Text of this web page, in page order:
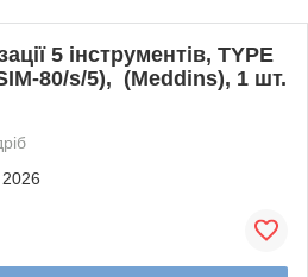
5 інструментів, TYPE
80/s/5), (Meddins), 1 шт.